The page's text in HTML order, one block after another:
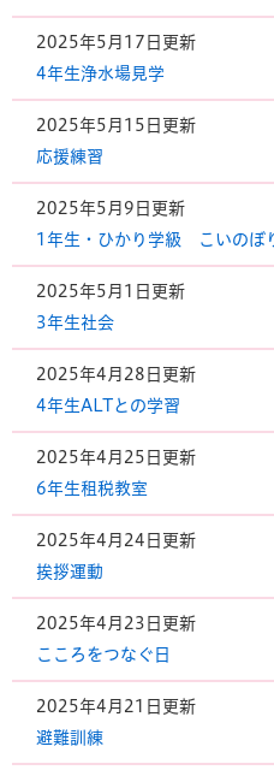
2025年5月17日更新
4年生浄水場見学
2025年5月15日更新
応援練習
2025年5月9日更新
1年生・ひかり学級 こいのぼ
2025年5月1日更新
3年生社会
2025年4月28日更新
4年生ALTとの学習
2025年4月25日更新
6年生租税教室
2025年4月24日更新
挨拶運動
2025年4月23日更新
こころをつなぐ日
2025年4月21日更新
避難訓練